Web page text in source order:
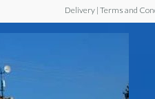
Delivery | Terms and